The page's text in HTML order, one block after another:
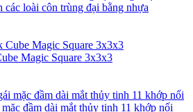
loài côn trùng đại bằng nhựa
Magic Square 3x3x3
đầm dài mắt thủy tinh 11 khớp nối